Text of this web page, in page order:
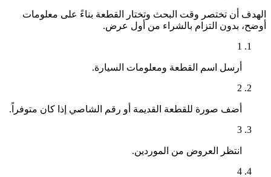
الهدف أن تختصر وقت البحث وتختار القطعة بناءً على معلومات
أوضح، بدون التزام بالشراء من أول عرض.
1
أرسل اسم القطعة ومعلومات السيارة.
2
أضف صورة للقطعة القديمة أو رقم الشاصي إذا كان متوفراً.
3
انتظر العروض من الموردين.
4